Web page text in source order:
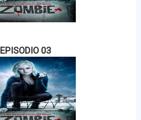
EPISODIO 03